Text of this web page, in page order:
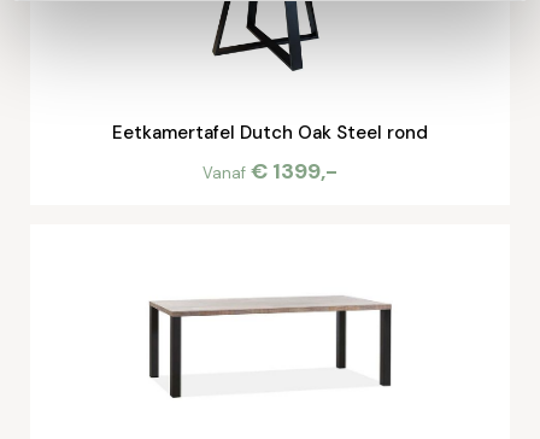
Eetkamertafel Dutch Oak Steel rond
Vanaf € 1399,-